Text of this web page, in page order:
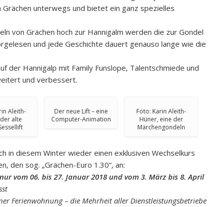
unterwegs und bietet ein ganz spezielles
von Grächen hoch zur Hannigalm werden die zur Gondel
und jede Geschichte dauert genauso lange wie die
der Hannigalp mit Family Funslope, Talentschmiede und
und verbessert.
Aleith-
alte
Der neue Lift – eine
Computer-Animation
Foto: Karin Aleith-
Hüner, eine der
Märchengondeln
in diesem Winter wieder einen exklusiven Wechselkurs
den sog. „Grächen-Euro 1.30“, an:
vom 06. bis 27. Januar 2018 und vom 3. März bis 8. April
Ferienwohnung – die Mehrheit aller Dienstleistungsbetriebe